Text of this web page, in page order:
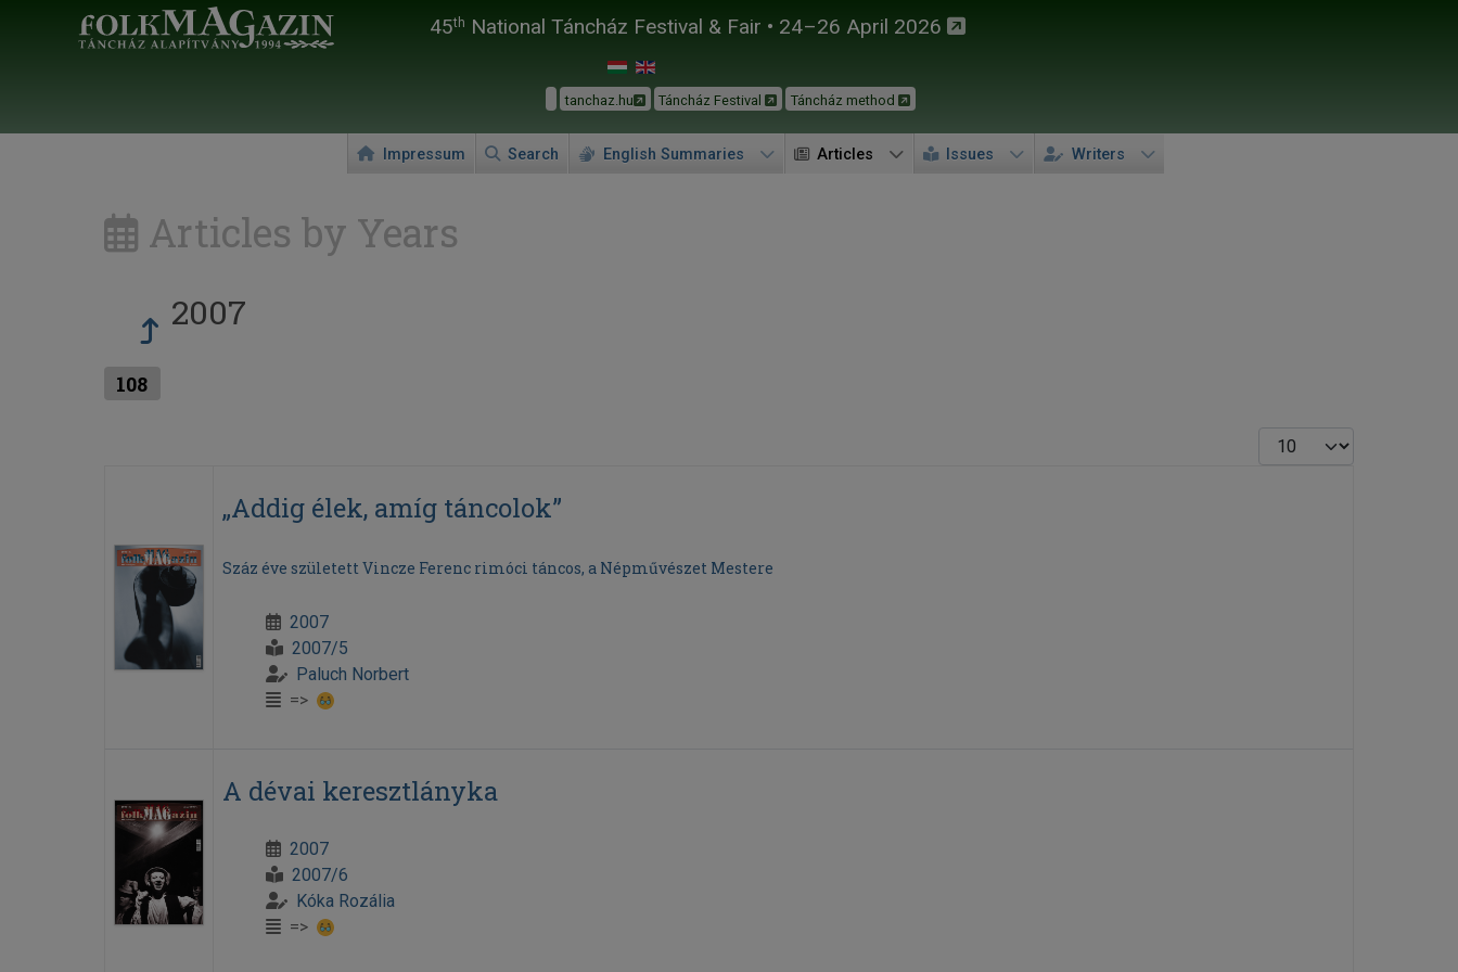
45th National Táncház Festival & Fair • 24–26 April 2026
tanchaz.hu Táncház Festival Táncház method
Impressum Search English Summaries Articles Issues Writers
Articles by Years
2007
108
Display #
„Addig élek, amíg táncolok”
Száz éve született Vincze Ferenc rimóci táncos, a Népművészet Mestere
2007
2007/5
Paluch Norbert
=>
A dévai keresztlányka
2007
2007/6
Kóka Rozália
=>